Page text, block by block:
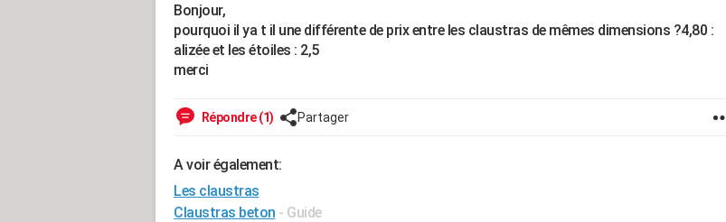
Bonjour,
pourquoi il ya t il une différente de prix entre les claustras de mêmes dimensions ?4,80 :
alizée et les étoiles : 2,5
merci
Répondre (1) Partager
A voir également:
Les claustras
Claustras beton - Guide